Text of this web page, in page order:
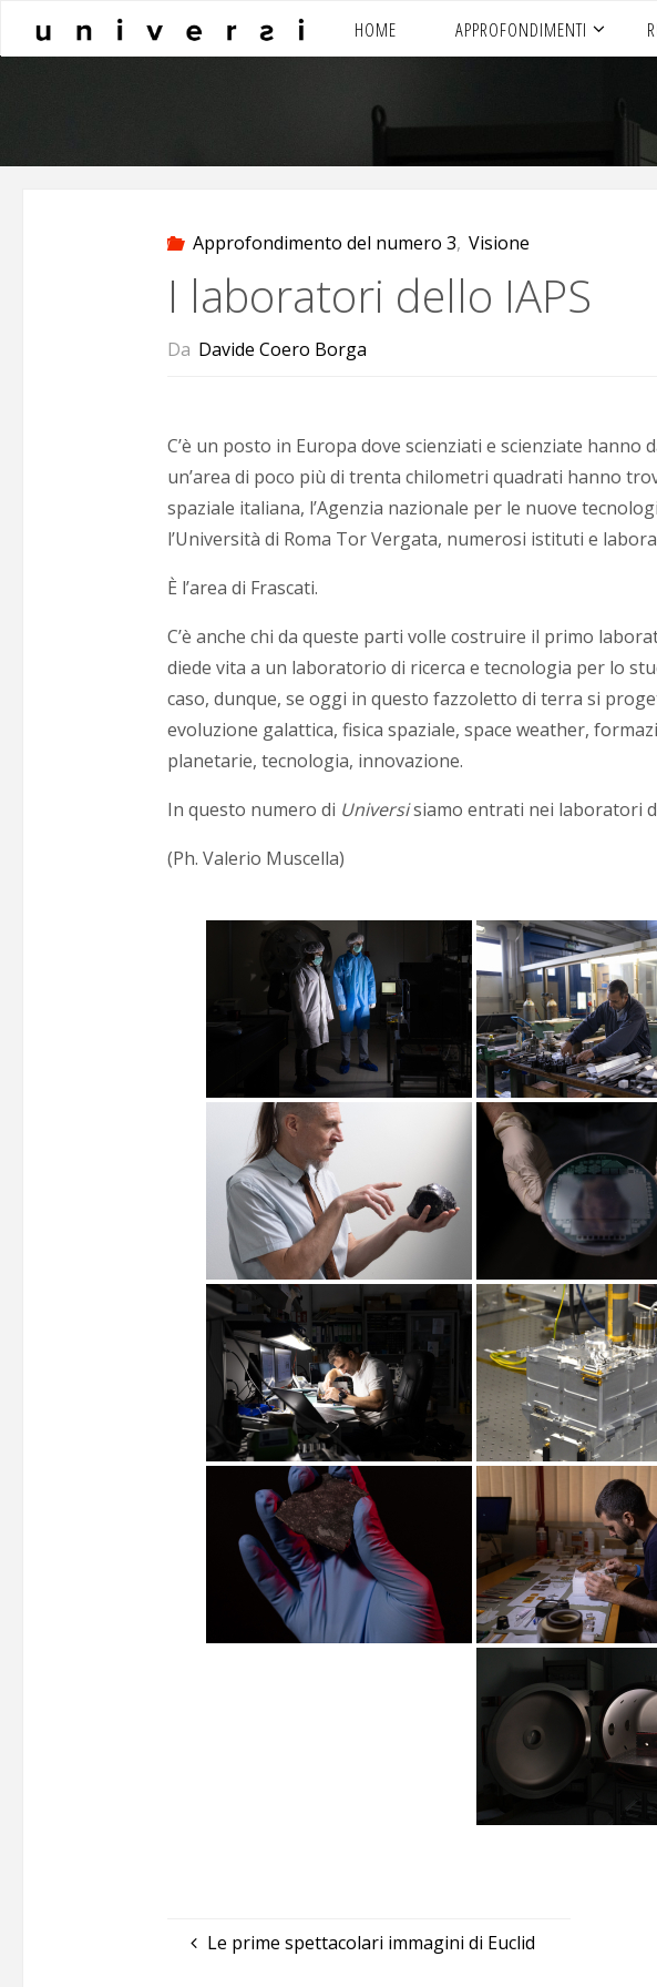
HOME APPROFONDIMENTI
Approfondimento del numero 3, Visione
I laboratori dello IAPS
Da Davide Coero Borga
C’è un posto in Europa dove scienziati e scienziate
un’area di poco più di trenta chilometri quadrati hanno
spaziale italiana, l’Agenzia nazionale per le nuove
l’Università di Roma Tor Vergata, numerosi istituti e
È l’area di Frascati.
C’è anche chi da queste parti volle costruire il primo
diede vita a un laboratorio di ricerca e tecnologia per lo
caso, dunque, se oggi in questo fazzoletto di terra si
evoluzione galattica, fisica spaziale, space weather,
planetarie, tecnologia, innovazione.
In questo numero di Universisiamo entrati nei laboratori
(Ph. Valerio Muscella)
Le prime spettacolari immagini di Euclid